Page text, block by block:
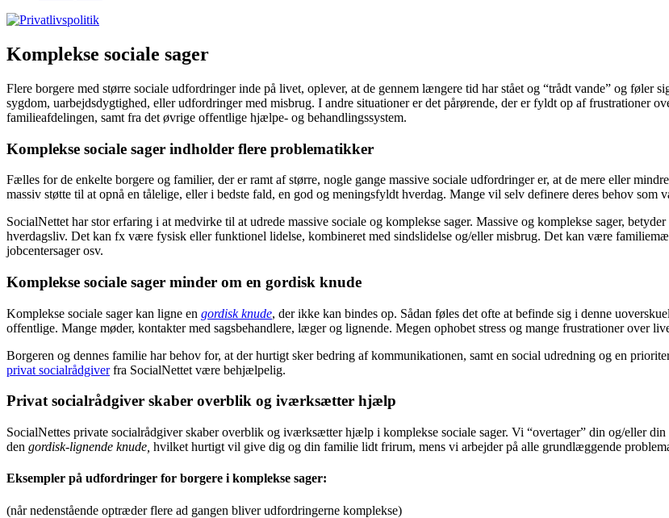
Komplekse sociale sager
Flere borgere med større sociale udfordringer inde på livet, oplever, at de gennem længere tid har stået og “trådt vande” og føler
sygdom, uarbejdsdygtighed, eller udfordringer med misbrug. I andre situationer er det pårørende, der er fyldt op af frustrationer
familieafdelingen, samt fra det øvrige offentlige hjælpe- og behandlingssystem.
Komplekse sociale sager indholder flere problematikker
Fælles for de enkelte borgere og familier, der er ramt af større, nogle gange massive sociale udfordringer er, at de mere eller
massiv støtte til at opnå en tålelige, eller i bedste fald, en god og meningsfyldt hverdag. Mange vil selv definere deres behov
SocialNettet har stor erfaring i at medvirke til at udrede massive sociale og komplekse sager. Massive og komplekse sager,
hverdagsliv. Det kan fx være fysisk eller funktionel lidelse, kombineret med sindslidelse og/eller misbrug. Det kan være
jobcentersager osv.
Komplekse sociale sager minder om en gordisk knude
Komplekse sociale sager kan ligne en gordisk knude, der ikke kan bindes op. Sådan føles det ofte at befinde sig i denne
offentlige. Mange møder, kontakter med sagsbehandlere, læger og lignende. Megen ophobet stress og mange frustrationer over
Borgeren og dennes familie har behov for, at der hurtigt sker bedring af kommunikationen, samt en social udredning og en
privat socialrådgiverfra SocialNettet være behjælpelig.
Privat socialrådgiver skaber overblik og iværksætter hjælp
SocialNettes private socialrådgiver skaber overblik og iværksætter hjælp i komplekse sociale sager. Vi “overtager” din og/eller
den gordisk-lignende knude, hvilket hurtigt vil give dig og din familie lidt frirum, mens vi arbejder på alle grundlæggende
Eksempler på udfordringer for borgere i komplekse sager:
(når nedenstående optræder flere ad gangen bliver udfordringerne komplekse)